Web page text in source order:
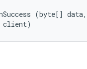
(byte[] data,